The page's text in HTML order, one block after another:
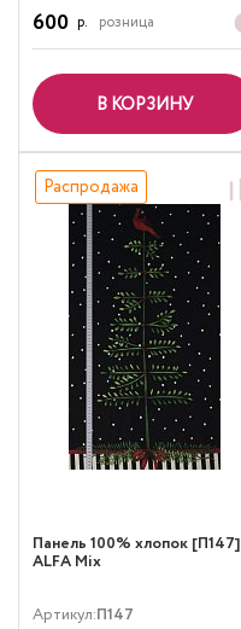
600 р. розница
В КОРЗИНУ
Распродажа
Панель 100% хлопок [П147]
ALFA Mix
Артикул:П147